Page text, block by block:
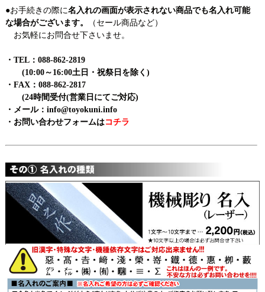
●お手続きの際に名入れの画面が表示されない商品でも名入れ可能
な場合がございます。
（セール商品など）
お気軽にお問合せ下さいませ。
・TEL：088-862-2819
(10:00～16:00土日・祝祭日を除く)
・FAX：088-862-2817
(24時間受付(営業日にてご対応)
・メール：info@toyokuni.info
・ お問い合わせフォームはコチラ